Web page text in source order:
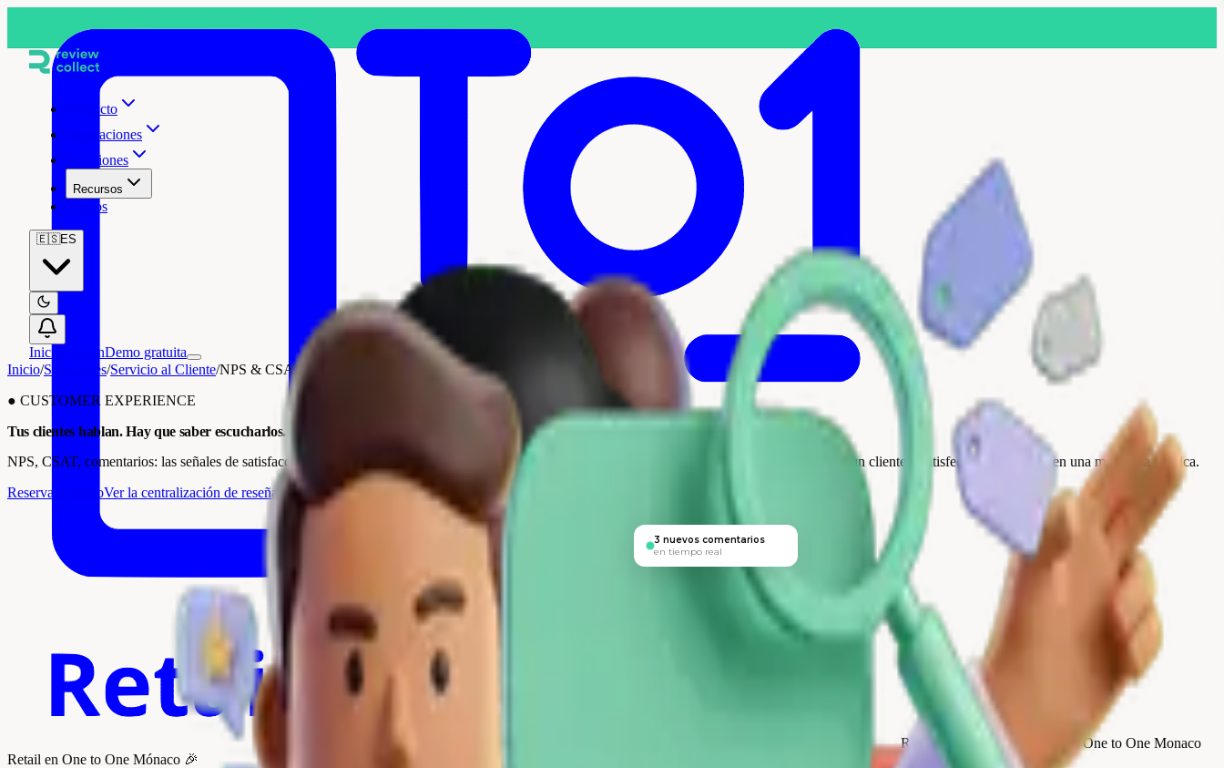
Review Collect gana el
Premio One to One Monaco
Retail en One to One Mónaco 🎉
Producto
Integraciones
Soluciones
Recursos
Precios
🇪🇸ES
Iniciar sesiónDemo gratuita
Inicio/Soluciones/Servicio al Cliente/NPS & CSAT
● CUSTOMER EXPERIENCE
Tus clientes hablan. Hay que saber escucharlos.
NPS, CSAT, comentarios: las señales de satisfacción ya están ahí. Review Collect las centraliza, las analiza en 60 segundos y te alerta antes de que un cliente insatisfecho se convierta en una mala nota pública.
Reserva tu demoVer la centralización de reseñas
3 nuevos comentarios
en tiempo real
SATISFACCIÓN DEL CLIENTE